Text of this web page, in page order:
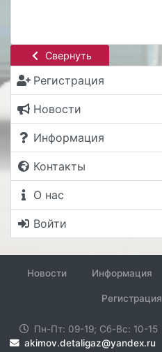
Свернуть
Регистрация
Новости
Информация
Контакты
О нас
Войти
Новости Информация
Регистрация
Пн-Пт: 09-19; Сб-Вс: 10-15
akimov.detaligaz@yandex.ru